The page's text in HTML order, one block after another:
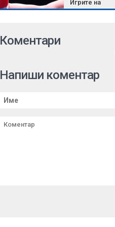
Игрите на
Британската
Коментари
Напиши коментар